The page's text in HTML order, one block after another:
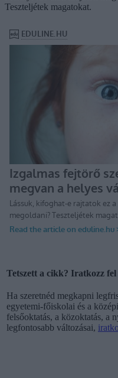
Teszteljétek magatokat.
Tetszett a cikk? Iratkozz
Ha szeretnéd megkapni
egyetemi-főiskolai és a
felsőoktatás, a közoktatás, a
legfontosabb változásai,